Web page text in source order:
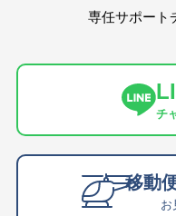
専任サポート
チ
移動
お